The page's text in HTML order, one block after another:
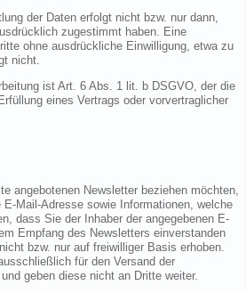
der Daten erfolgt nicht bzw. nur dann,
zugestimmt haben. Eine
ohne ausdrückliche Einwilligung, etwa zu
nicht.
ist Art. 6 Abs. 1 lit. b DSGVO, der die
eines Vertrags oder vorvertraglicher
angebotenen Newsletter beziehen möchten,
E-Mail-Adresse sowie Informationen, welche
dass Sie der Inhaber der angegebenen E-
Empfang des Newsletters einverstanden
bzw. nur auf freiwilliger Basis erhoben.
für den Versand der
geben diese nicht an Dritte weiter.